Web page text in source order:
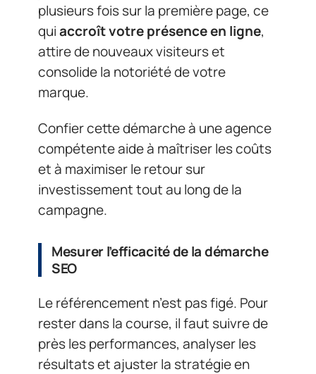
plusieurs fois sur la première page, ce
quiaccroît votre présence en ligne,
attire de nouveaux visiteurs et
consolide la notoriété de votre
marque.
Confier cette démarche à une agence
compétente aide à maîtriser les coûts
et à maximiser le retour sur
investissement tout au long de la
campagne.
Mesurer l’efficacité de la démarche
SEO
Le référencement n’est pas figé. Pour
rester dans la course, il faut suivre de
près les performances, analyser les
résultats et ajuster la stratégie en